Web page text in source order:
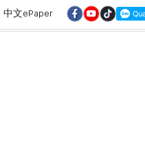
中文ePaper
章